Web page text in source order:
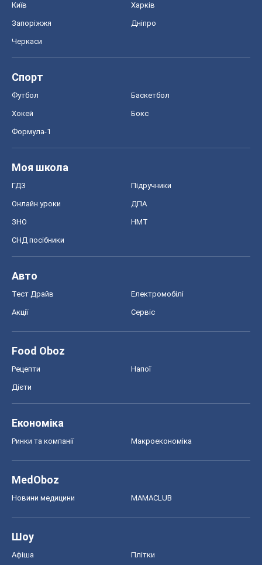
Київ Харків
Запоріжжя Дніпро
Черкаси
Спорт
Футбол Баскетбол
Хокей Бокс
Формула-1
Моя школа
ГДЗ Підручники
Онлайн уроки ДПА
ЗНО НМТ
СНД посібники
Авто
Тест Драйв Електромобілі
Акції Сервіс
Food Oboz
Рецепти Напої
Дієти
Економіка
Ринки та компанії Макроекономіка
MedOboz
Новини медицини MAMACLUB
Шоу
Афіша Плітки